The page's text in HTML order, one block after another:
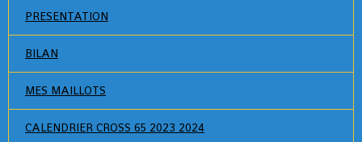
PRESENTATION
BILAN
MES MAILLOTS
CALENDRIER CROSS 65 2023 2024